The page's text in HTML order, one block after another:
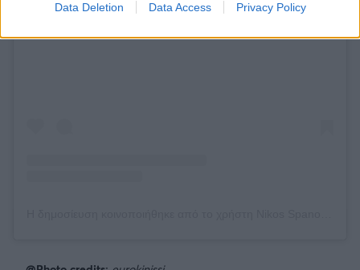
Data Deletion Data Access
Privacy Policy